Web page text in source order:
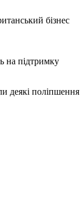
бізнес
на підтримку
деякі поліпшення